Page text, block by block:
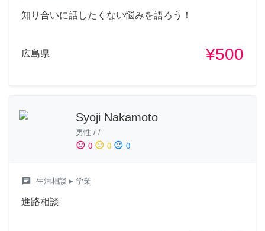
知り合いに話したくない悩みを語ろう！
広島県 ¥500
Syoji Nakamoto
男性 / /
sentiment_satisfied 0 sentiment_neutral 0 sentiment_dissatisfied 0
chat 生活相談 ▸ 学業
進路相談